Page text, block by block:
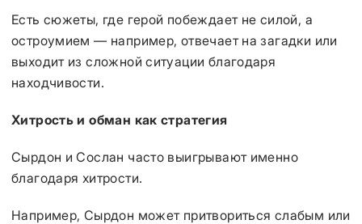
Есть сюжеты, где герой побеждает не силой, а
остроумием — например, отвечает на загадки или
выходит из сложной ситуации благодаря
находчивости.
Хитрость и обман как стратегия
Сырдон и Сослан часто выигрывают именно
благодаря хитрости.
Например, Сырдон может притвориться слабым или